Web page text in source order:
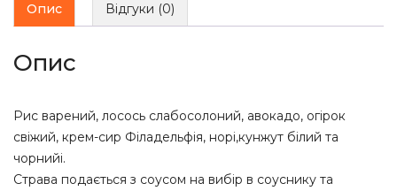
Опис Відгуки (0)
Опис
Рис варений, лосось слабосолоний, авокадо, огірок
свіжий, крем-сир Філадельфія, норі,кунжут білий та
чорнийі.
Страва подається з соусом на вибір в соуснику та